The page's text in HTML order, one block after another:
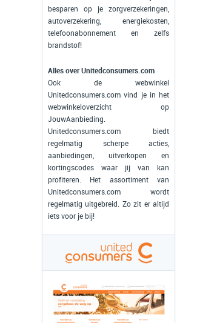
besparen op je zorgverzekeringen,
autoverzekering, energiekosten,
telefoonabonnement en zelfs
brandstof!
Alles over Unitedconsumers.com
Ook de webwinkel
Unitedconsumers.com vind je in het
webwinkeloverzicht op
JouwAanbieding.
Unitedconsumers.com biedt
regelmatig scherpe acties,
aanbiedingen, uitverkopen en
kortingscodes waar jij van kan
profiteren. Het assortiment van
Unitedconsumers.com wordt
regelmatig uitgebreid. Zo zit er altijd
iets voor je bij!